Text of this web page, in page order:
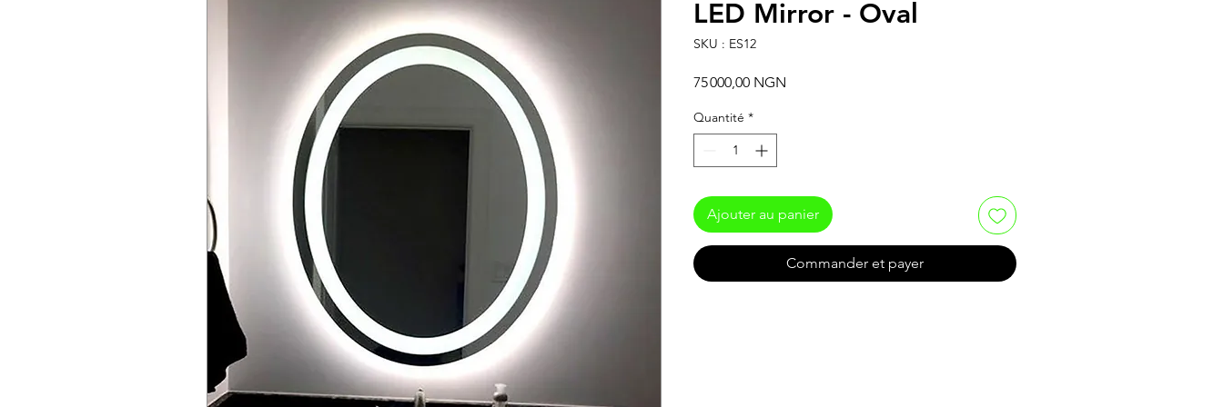
LED Mirror - Oval
SKU : ES12
75 000,00 NGN
Quantité *
Ajouter au panier
Commander et payer